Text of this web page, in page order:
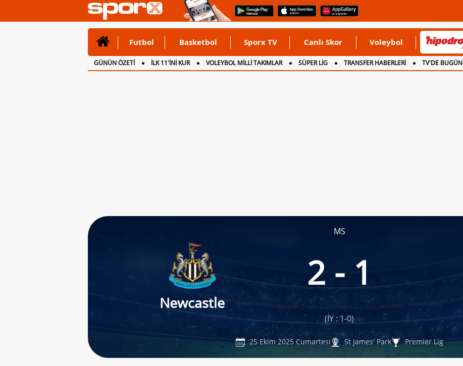
Futbol Basketbol Sporx TV Canlı Skor Voleybol
GÜNÜN ÖZETİ İLK 11'İNİ KUR VOLEYBOL MİLLİ TAKIMLAR SÜPER LİG TRANSFER HABERLERİ TV'DE BUGÜN
CANLI ANLATIM
İNGİLTERE
MS
Newcastle
2 - 1
(İY : 1-0)
25 Ekim 2025 Cumartesi St James' Park Premier Lig